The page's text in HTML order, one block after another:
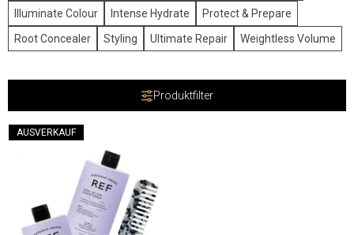
Illuminate Colour
Intense Hydrate
Protect & Prepare
Root Concealer
Styling Ultimate Repair Weightless Volume
Produktfilter
AUSVERKAUF